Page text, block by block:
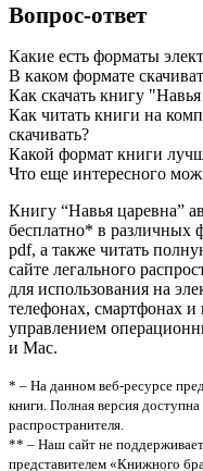
Вопрос-ответ
Какие есть форматы
В каком формате
Как скачать книгу
Как читать книги на
скачивать?
Какой формат книги
Что еще интересного
Книгу “Навья царевна”
бесплатно* в различных
pdf, а также читать
сайте легального
для использования на
телефонах, смартфонах
управлением
и Mac.
* – На данном веб-ресурсе
книги. Полная версия
распространителя.
** – Наш сайт не поддерживает
представителем «Книжного